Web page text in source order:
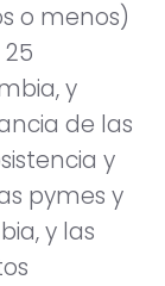
o menos)
y
de las
y
pymes y
y las